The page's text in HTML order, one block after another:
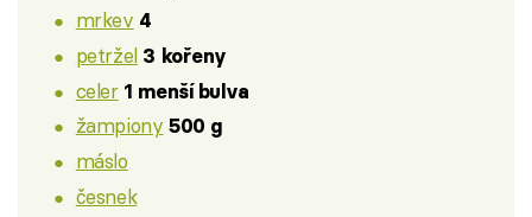
mrkev 4
petržel 3 kořeny
celer 1 menší bulva
žampiony 500 g
máslo
česnek